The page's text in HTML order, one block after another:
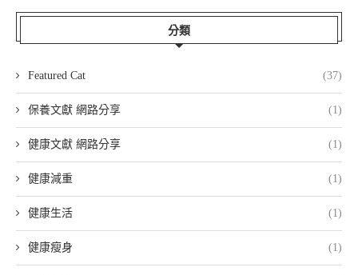
分類
Featured Cat (37)
保養文獻 網路分享 (1)
健康文獻 網路分享 (1)
健康減重 (1)
健康生活 (1)
健康瘦身 (1)